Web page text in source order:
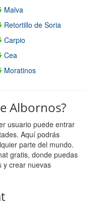
Malva
Retortillo de Soria
Carpio
Cea
Moratinos
Albornos?
usuario puede entrar
Aquí podrás
parte del mundo.
gratis, donde puedas
y crear nuevas